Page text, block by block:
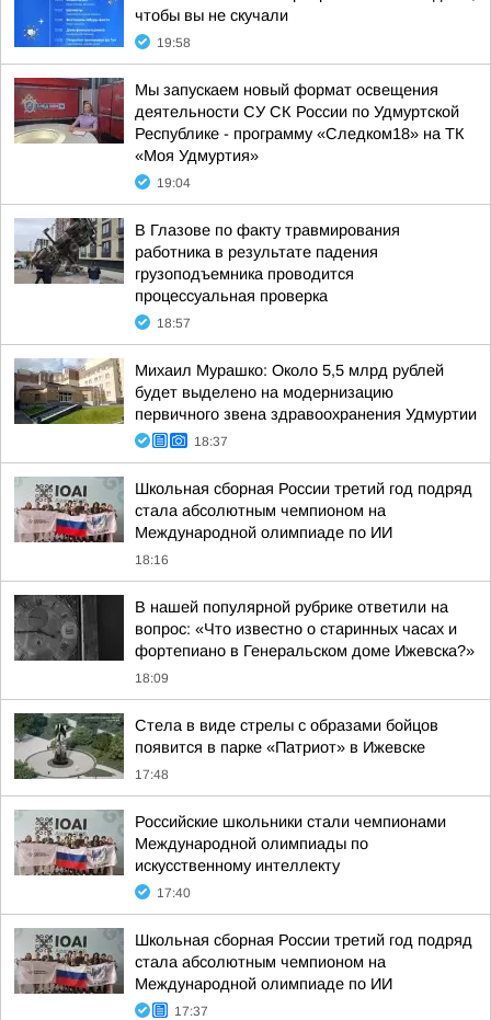
чтобы вы не скучали
19:58
Мы запускаем новый формат освещения
деятельности СУ СК России по Удмуртской
Республике - программу «Следком18» на ТК
«Моя Удмуртия»
19:04
В Глазове по факту травмирования
работника в результате падения
грузоподъемника проводится
процессуальная проверка
18:57
Михаил Мурашко: Около 5,5 млрд рублей
будет выделено на модернизацию
первичного звена здравоохранения Удмуртии
18:37
Школьная сборная России третий год подряд
стала абсолютным чемпионом на
Международной олимпиаде по ИИ
18:16
В нашей популярной рубрике ответили на
вопрос: «Что известно о старинных часах и
фортепиано в Генеральском доме Ижевска?»
18:09
Стела в виде стрелы с образами бойцов
появится в парке «Патриот» в Ижевске
17:48
Российские школьники стали чемпионами
Международной олимпиады по
искусственному интеллекту
17:40
Школьная сборная России третий год подряд
стала абсолютным чемпионом на
Международной олимпиаде по ИИ
17:37